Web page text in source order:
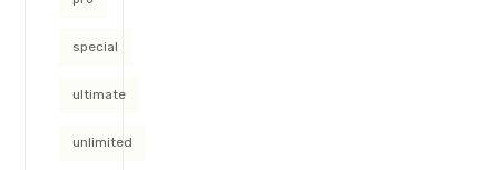
special
ultimate
unlimited